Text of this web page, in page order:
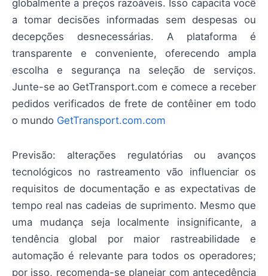
globalmente a preços razoáveis. Isso capacita você
a tomar decisões informadas sem despesas ou
decepções desnecessárias. A plataforma é
transparente e conveniente, oferecendo ampla
escolha e segurança na seleção de serviços.
Junte-se ao GetTransport.com e comece a receber
pedidos verificados de frete de contêiner em todo
o mundo GetTransport.com.com
Previsão: alterações regulatórias ou avanços
tecnológicos no rastreamento vão influenciar os
requisitos de documentação e as expectativas de
tempo real nas cadeias de suprimento. Mesmo que
uma mudança seja localmente insignificante, a
tendência global por maior rastreabilidade e
automação é relevante para todos os operadores;
por isso, recomenda-se planejar com antecedência